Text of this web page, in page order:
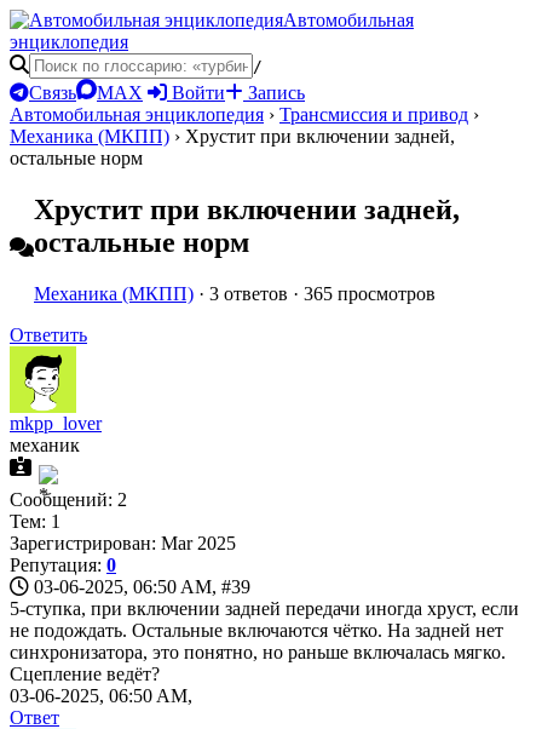
Автомобильная
энциклопедия
/
Связь MAX Войти
Запись
Автомобильная энциклопедия › Трансмиссия и привод ›
Механика (МКПП) › Хрустит при включении задней,
остальные норм
Хрустит при включении задней,
остальные норм
Механика (МКПП) · 3 ответов · 365 просмотров
Ответить
mkpp_lover
механик
Сообщений: 2
Тем: 1
Зарегистрирован: Mar 2025
Репутация: 0
03-06-2025, 06:50 AM, #39
5-ступка, при включении задней передачи иногда хруст, если
не подождать. Остальные включаются чётко. На задней нет
синхронизатора, это понятно, но раньше включалась мягко.
Сцепление ведёт?
03-06-2025, 06:50 AM,
Ответ